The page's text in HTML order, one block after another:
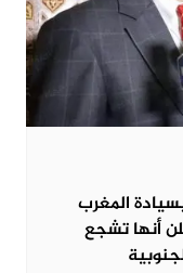
المغرب
أنها تشجع